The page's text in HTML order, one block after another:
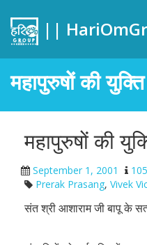
||
महापुरुषों की युक्ति
महापुरुषों की
September 1, 2001
Prerak Prasang, Vivek
संत श्री आशाराम जी बापू के